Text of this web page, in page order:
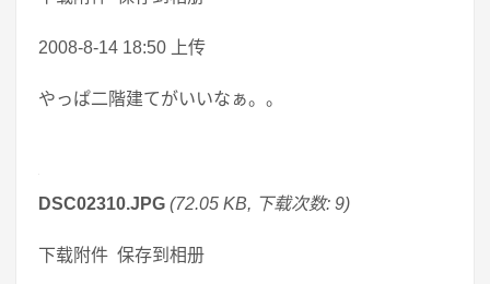
2008-8-14 18:50 上传
やっぱ二階建てがいいなぁ。。
DSC02310.JPG (72.05 KB, 下载次数: 9)
下载附件 保存到相册